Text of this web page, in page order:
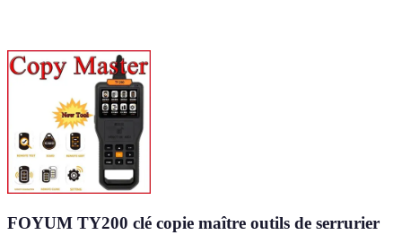
FOYUM TY200 clé copie maître outils de serrurier